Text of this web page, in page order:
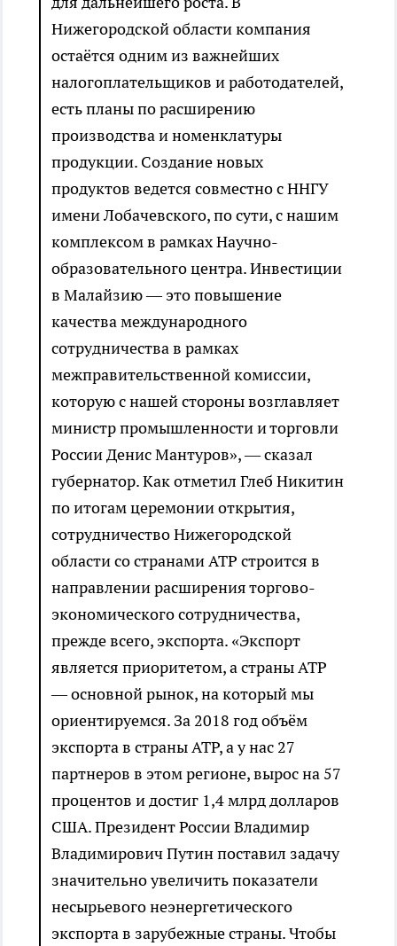
Нижегородской области компания
остаётся одним из важнейших
налогоплательщиков и работодателей,
есть планы по расширению
производства и номенклатуры
продукции. Создание новых
продуктов ведется совместно с ННГУ
имени Лобачевского, по сути, с нашим
комплексом в рамках Научно-
образовательного центра. Инвестиции
в Малайзию — это повышение
качества международного
сотрудничества в рамках
межправительственной комиссии,
которую с нашей стороны возглавляет
министр промышленности и торговли
России Денис Мантуров», — сказал
губернатор. Как отметил Глеб Никитин
по итогам церемонии открытия,
сотрудничество Нижегородской
области со странами АТР строится в
направлении расширения торгово-
экономического сотрудничества,
прежде всего, экспорта. «Экспорт
является приоритетом, а страны АТР
— основной рынок, на который мы
ориентируемся. За 2018 год объём
экспорта в страны АТР, а у нас 27
партнеров в этом регионе, вырос на 57
процентов и достиг 1,4 млрд долларов
США. Президент России Владимир
Владимирович Путин поставил задачу
значительно увеличить показатели
несырьевого неэнергетического
экспорта в зарубежные страны. Чтобы